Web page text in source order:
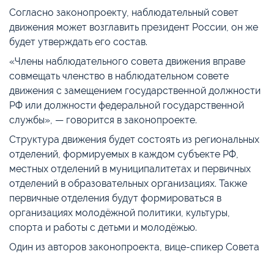
Согласно законопроекту, наблюдательный совет
движения может возглавить президент России, он же
будет утверждать его состав.
«Члены наблюдательного совета движения вправе
совмещать членство в наблюдательном совете
движения с замещением государственной должности
РФ или должности федеральной государственной
службы», — говорится в законопроекте.
Структура движения будет состоять из региональных
отделений, формируемых в каждом субъекте РФ,
местных отделений в муниципалитетах и первичных
отделений в образовательных организациях. Также
первичные отделения будут формироваться в
организациях молодёжной политики, культуры,
спорта и работы с детьми и молодёжью.
Один из авторов законопроекта, вице-спикер Совета